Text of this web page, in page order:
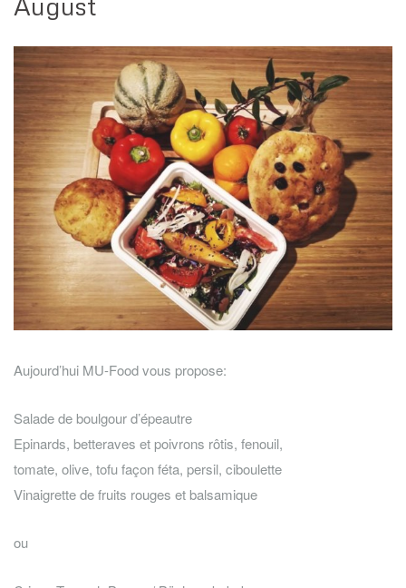
Aujourd’hui MU-Food vous propose:
Salade de boulgour d’épeautre
Epinards, betteraves et poivrons rôtis, fenouil,
tomate, olive, tofu façon féta, persil, ciboulette
Vinaigrette de fruits rouges et balsamique
ou